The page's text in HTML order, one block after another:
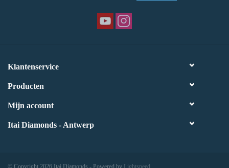
Klantenservice
Producten
Mijn account
Itai Diamonds - Antwerp
© Copyright 2026 Itai Diamonds - Powered by Lightspeed